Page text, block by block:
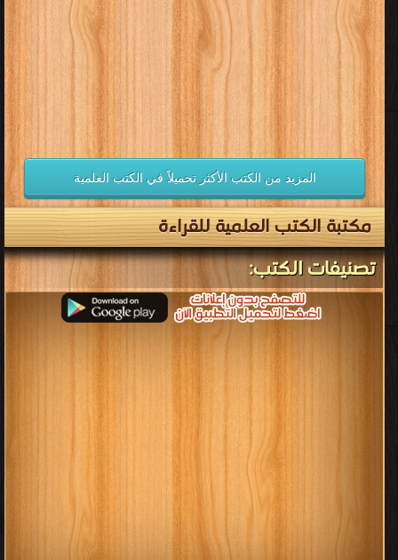
المزيد من الكتب الأكثر تحميلاً في الكتب العلمية
مكتبة الكتب العلمية للقراءة
تصنيفات الكتب: